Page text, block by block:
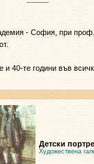
- София, при
и 40-те години във
Детски
Художествена